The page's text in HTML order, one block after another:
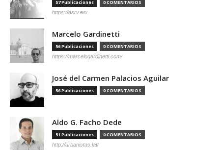
57 Publicaciones 0 COMENTARIOS
https://asrv.es/
Marcelo Gardinetti
56 Publicaciones 0 COMENTARIOS
https://marcelogardinetti.com/
José del Carmen Palacios Aguilar
56 Publicaciones 0 COMENTARIOS
Aldo G. Facho Dede
51 Publicaciones 0 COMENTARIOS
http://urbanistas.lat/